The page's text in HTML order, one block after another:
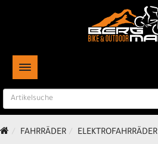
TOGGLE NAVIGATION
FAHRRÄDER ELEKTROFAHRRÄDER